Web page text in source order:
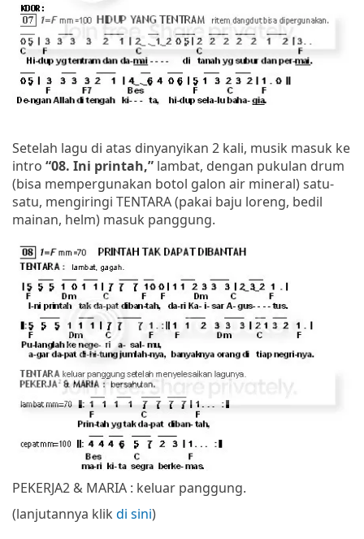
Setelah lagu di atas dinyanyikan 2 kali, musik masuk ke
intro “08. Ini printah,” lambat, dengan pukulan drum
(bisa mempergunakan botol galon air mineral) satu-
satu, mengiringi TENTARA (pakai baju loreng, bedil
mainan, helm) masuk panggung.
PEKERJA2 & MARIA : keluar panggung.
(lanjutannya klik di sini)